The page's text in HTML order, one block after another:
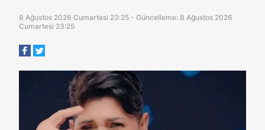
8 Ağustos 2026 Cumartesi 23:25 - Güncelleme: 8 Ağustos 2026
Cumartesi 23:25